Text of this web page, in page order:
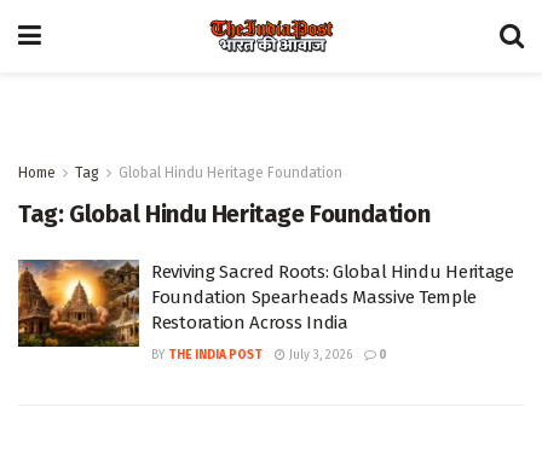
Home Tag Global Hindu Heritage Foundation
Tag: Global Hindu Heritage Foundation
Reviving Sacred Roots: Global Hindu Heritage
Foundation Spearheads Massive Temple
Restoration Across India
BY THE INDIA POST July 3, 2026 0